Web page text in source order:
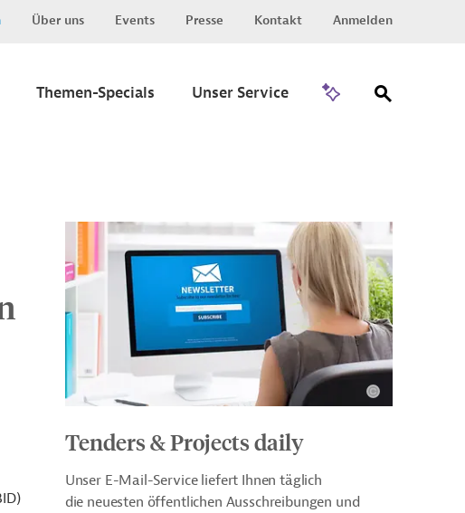
Über uns Events Presse Kontakt Anmelden
Themen-Specials Unser Service
Tenders & Projects daily
Unser E-Mail-Service liefert Ihnen täglich
die neuesten öffentlichen Ausschreibungen und